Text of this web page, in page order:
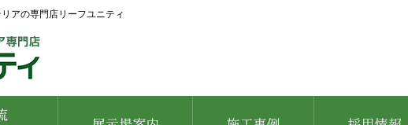
アの専門店リーフユニティ